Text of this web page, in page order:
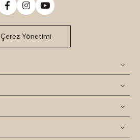
Çerez Yönetimi